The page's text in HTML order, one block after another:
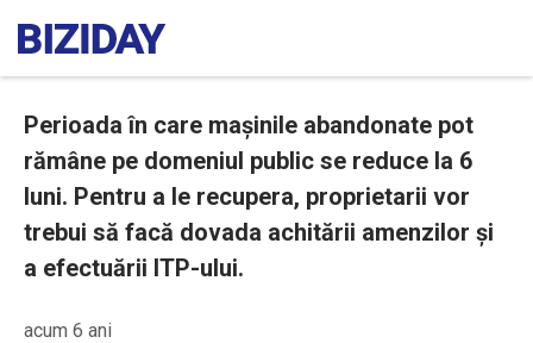
Perioada în care mașinile abandonate pot
rămâne pe domeniul public se reduce la 6
luni. Pentru a le recupera, proprietarii vor
trebui să facă dovada achitării amenzilor și
a efectuării ITP-ului.
acum 6 ani